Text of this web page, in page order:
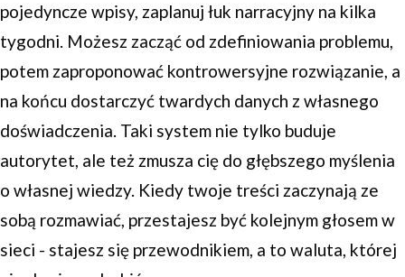
pojedyncze wpisy, zaplanuj łuk narracyjny na kilka
tygodni. Możesz zacząć od zdefiniowania problemu,
potem zaproponować kontrowersyjne rozwiązanie, a
na końcu dostarczyć twardych danych z własnego
doświadczenia. Taki system nie tylko buduje
autorytet, ale też zmusza cię do głębszego myślenia
o własnej wiedzy. Kiedy twoje treści zaczynają ze
sobą rozmawiać, przestajesz być kolejnym głosem w
sieci - stajesz się przewodnikiem, a to waluta, której